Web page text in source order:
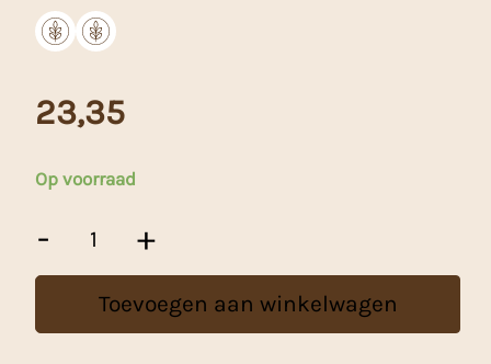
23,35
Op voorraad
-
Tarwekorrels
-
Kg
+
Toevoegen aan winkelwagen